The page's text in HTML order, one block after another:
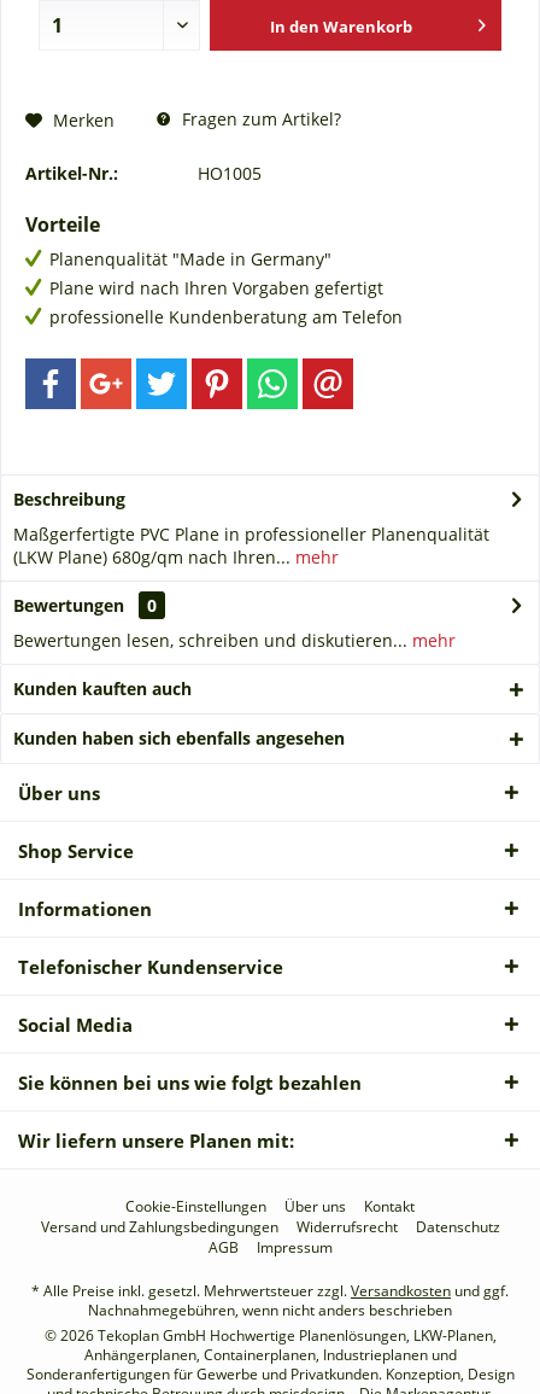
In den Warenkorb
Merken Fragen zum Artikel?
Artikel-Nr.: HO1005
Vorteile
Planenqualität "Made in Germany"
Plane wird nach Ihren Vorgaben gefertigt
professionelle Kundenberatung am Telefon
Beschreibung
Maßgerfertigte PVC Plane in professioneller Planenqualität
(LKW Plane) 680g/qm nach Ihren... mehr
Bewertungen
0
Bewertungen lesen, schreiben und diskutieren... mehr
Kunden kauften auch
Kunden haben sich ebenfalls angesehen
Über uns
Shop Service
Informationen
Telefonischer Kundenservice
Social Media
Sie können bei uns wie folgt bezahlen
Wir liefern unsere Planen mit:
Cookie-Einstellungen Über uns
Kontakt
Versand und Zahlungsbedingungen
Widerrufsrecht
Datenschutz
AGB
Impressum
* Alle Preise inkl. gesetzl. Mehrwertsteuer zzgl.Versandkosten und ggf.
Nachnahmegebühren, wenn nicht anders beschrieben
© 2026 Tekoplan GmbH Hochwertige Planenlösungen, LKW-Planen,
Anhängerplanen, Containerplanen, Industrieplanen und
Sonderanfertigungen für Gewerbe und Privatkunden. Konzeption, Design